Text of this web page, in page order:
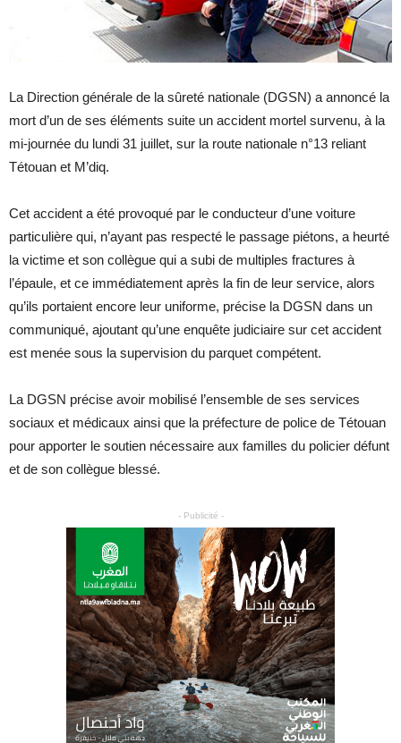
La Direction générale de la sûreté nationale (DGSN) a annoncé la
mort d’un de ses éléments suite un accident mortel survenu, à la
mi-journée du lundi 31 juillet, sur la route nationale n°13 reliant
Tétouan et M’diq.
Cet accident a été provoqué par le conducteur d’une voiture
particulière qui, n’ayant pas respecté le passage piétons, a heurté
la victime et son collègue qui a subi de multiples fractures à
l’épaule, et ce immédiatement après la fin de leur service, alors
qu’ils portaient encore leur uniforme, précise la DGSN dans un
communiqué, ajoutant qu’une enquête judiciaire sur cet accident
est menée sous la supervision du parquet compétent.
La DGSN précise avoir mobilisé l’ensemble de ses services
sociaux et médicaux ainsi que la préfecture de police de Tétouan
pour apporter le soutien nécessaire aux familles du policier défunt
et de son collègue blessé.
- Publicité -